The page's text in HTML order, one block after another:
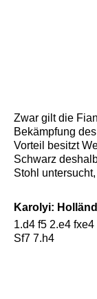
Zwar gilt die
Bekämpfung
Vorteil besitzt
Schwarz
Stohl
Karolyi:
1.d4 f5 2.e4
Sf7 7.h4